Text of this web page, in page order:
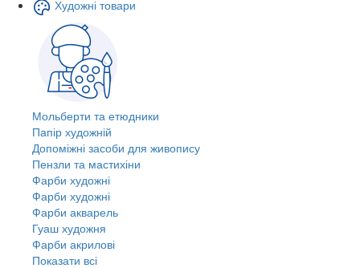
Художні товари
Мольберти та етюдники
Папір художній
Допоміжні засоби для живопису
Пензли та мастихіни
Фарби художні
Фарби художні
Фарби акварель
Гуаш художня
Фарби акрилові
Показати всі